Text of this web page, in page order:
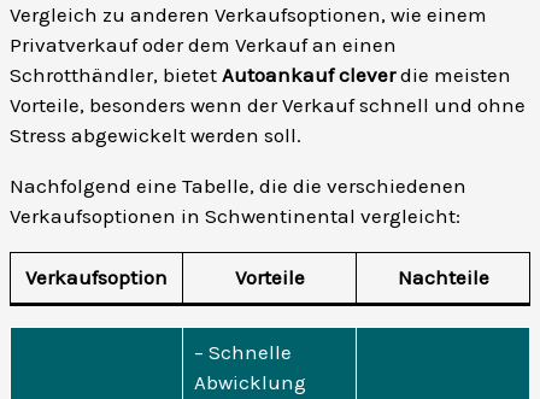
Vergleich zu anderen Verkaufsoptionen, wie einem
Privatverkauf oder dem Verkauf an einen
Schrotthändler, bietet Autoankauf cleverdie meisten
Vorteile, besonders wenn der Verkauf schnell und ohne
Stress abgewickelt werden soll.
Nachfolgend eine Tabelle, die die verschiedenen
Verkaufsoptionen in Schwentinental vergleicht:
Verkaufsoption Vorteile Nachteile
– Schnelle
Abwicklung